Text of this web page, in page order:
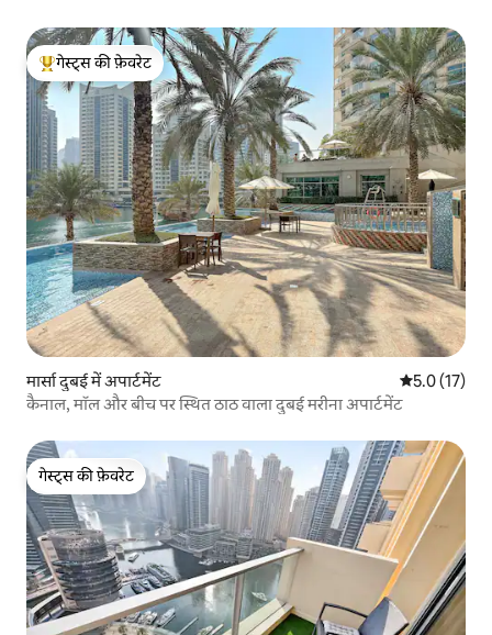
गेस्ट्स का टॉप फ़ेवरेट
गेस्ट्स की फ़ेवरेट
मार्सा दुबई में अपार्टमेंट औसत रेटिंग 5
5.0 (17)
कैनाल, मॉल और बीच पर स्थित ठाठ वाला दुबई मरीना अपार्टमेंट
गेस्ट्स की फ़ेवरेट
गेस्ट्स की फ़ेवरेट